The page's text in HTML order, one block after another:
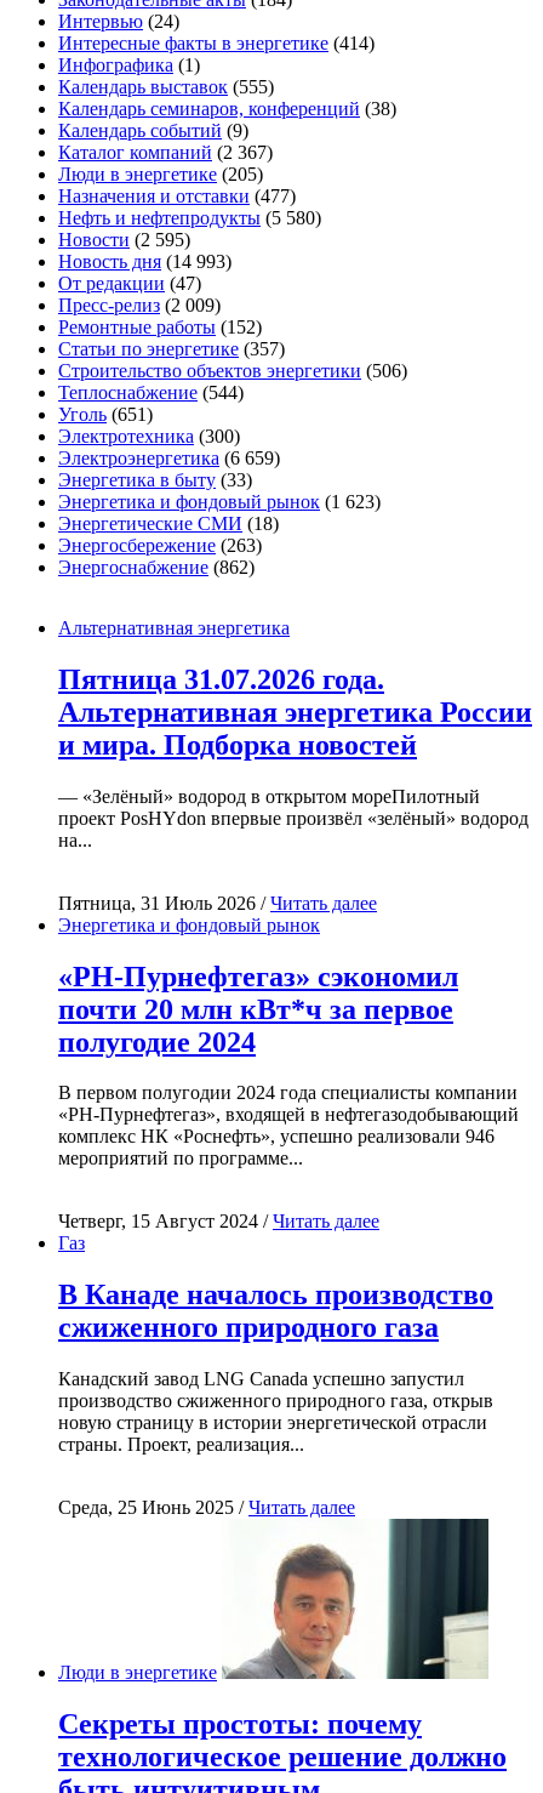
Интервью (24)
Интересные факты в энергетике (414)
Инфографика (1)
Календарь выставок (555)
Календарь семинаров, конференций (38)
Календарь событий (9)
Каталог компаний (2 367)
Люди в энергетике (205)
Назначения и отставки (477)
Нефть и нефтепродукты (5 580)
Новости (2 595)
Новость дня (14 993)
От редакции (47)
Пресс-релиз (2 009)
Ремонтные работы (152)
Статьи по энергетике (357)
Строительство объектов энергетики (506)
Теплоснабжение (544)
Уголь (651)
Электротехника (300)
Электроэнергетика (6 659)
Энергетика в быту (33)
Энергетика и фондовый рынок (1 623)
Энергетические СМИ (18)
Энергосбережение (263)
Энергоснабжение (862)
Альтернативная энергетика
Пятница 31.07.2026 года.
Альтернативная энергетика России
и мира. Подборка новостей
— «Зелёный» водород в открытом мореПилотный
проект PosHYdon впервые произвёл «зелёный» водород
на...
Пятница, 31 Июль 2026 /Читать далее
Энергетика и фондовый рынок
«РН-Пурнефтегаз» сэкономил
почти 20 млн кВт*ч за первое
полугодие 2024
В первом полугодии 2024 года специалисты компании
«РН-Пурнефтегаз», входящей в нефтегазодобывающий
комплекс НК «Роснефть», успешно реализовали 946
мероприятий по программе...
Четверг, 15 Август 2024 /Читать далее
Газ
В Канаде началось производство
сжиженного природного газа
Канадский завод LNG Canada успешно запустил
производство сжиженного природного газа, открыв
новую страницу в истории энергетической отрасли
страны. Проект, реализация...
Среда, 25 Июнь 2025 /Читать далее
Люди в энергетике
Секреты простоты: почему
технологическое решение должно